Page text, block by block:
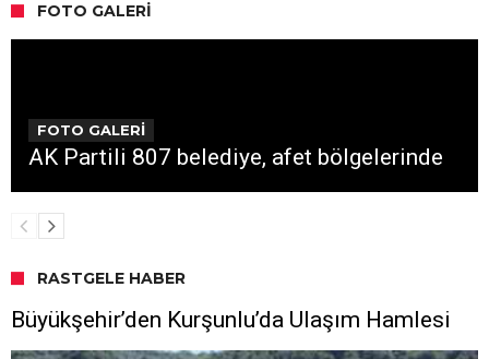
FOTO GALERI
FOTO GALERİ
AK Partili 807 belediye, afet bölgelerinde
RASTGELE HABER
Büyükşehir’den Kurşunlu’da Ulaşım Hamlesi